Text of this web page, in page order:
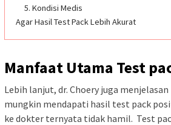
5. Kondisi Medis
Agar Hasil Test Pack Lebih Akurat
Manfaat Utama Test
Lebih lanjut, dr. Choery juga
mungkin mendapati hasil test pack
ke dokter ternyata tidak hamil. Test